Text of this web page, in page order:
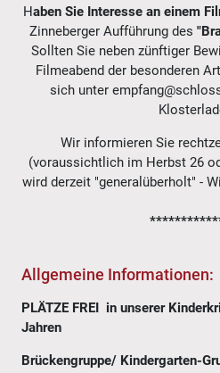
Haben Sie Interesse an einem
Zinneberger Aufführung des
Sollten Sie neben zünftiger
Filmeabend der besonderen
sich unter
Wir informieren Sie
(voraussichtlich im Herbst 26
wird derzeit "generalüberholt" -
Allgemeine Informationen:
PLÄTZE FREI in unserer
Jahren
Brückengruppe/ Kindergarten-